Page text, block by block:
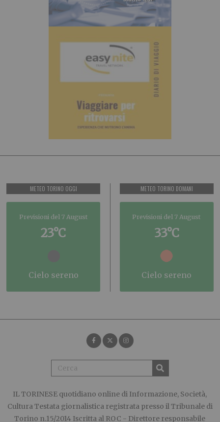
METEO TORINO OGGI
Previsioni del 7 August
23°C
cielo sereno
METEO TORINO DOMANI
Previsioni del 7 August
33°C
cielo sereno
IL TORINESE quotidiano online di Informazione, Società,
Cultura Testata giornalistica registrata presso il Tribunale di
Torino n.15/2014 Iscritta al ROC - Direttore responsabile